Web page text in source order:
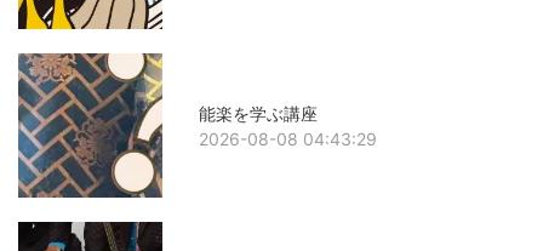
能楽を学ぶ講座
2026-08-08 04:43:29